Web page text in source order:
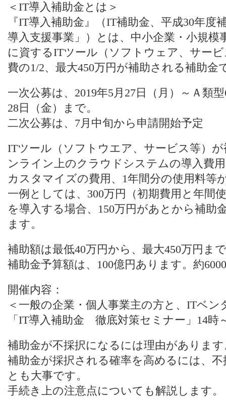
＜IT導入補助金とは＞
『IT導入補助金』（IT補助金、平成30年
導入支援事業」）とは、中小企業・小規模
に資するITツール（ソフトウェア、サー
費の1/2、最大450万円が補助される補助金
一次公募は、2019年5月27日（月）～Ａ類
28日（金）まで。
二次公募は、7月中旬から申請開始予定
ITツール（ソフトウエア、サービス等）
ンライン上のクラウドシステムの導入費
カスタマイズの費用、1年間分の使用料等
一例としては、300万円（初期費用と年間
を導入する場合、150万円があとから補助
ます。
補助額は最低40万円から、最大450万円ま
補助金予算額は、100億円あります。約
開催内容：
＜一般の企業・個人事業主の方と、ITベン
「IT導入補助金 徹底対策セミナー」14時
補助金が不採択になるには理由がありま
補助金が採択される確率を高めるには、
とも大事です。
手続き上の注意点についても解説します。